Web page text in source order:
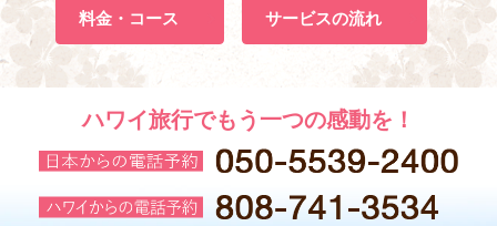
料金・コース サービスの流れ
ハワイ旅行でもう一つの感動を！